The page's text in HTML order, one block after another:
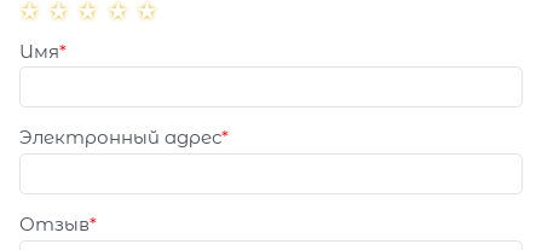
Имя
Электронный адрес
Отзыв